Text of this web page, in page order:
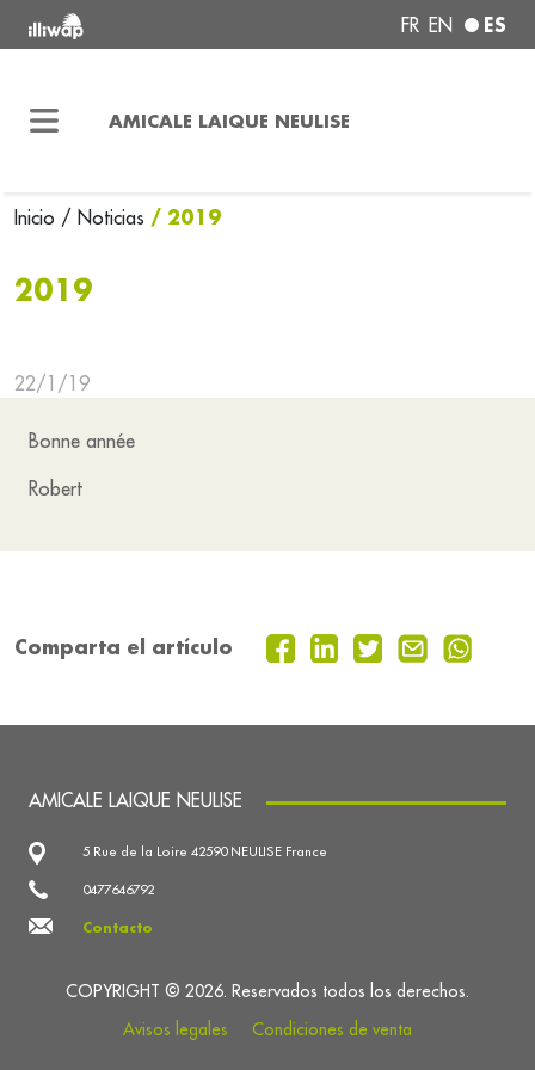
FR EN ES
AMICALE LAIQUE NEULISE
Inicio / Noticias / 2019
2019
22/1/19
Bonne année
Robert
Comparta el artículo
AMICALE LAIQUE NEULISE
5 Rue de la Loire 42590 NEULISE France
0477646792
Contacto
COPYRIGHT © 2026. Reservados todos los derechos.
Avisos legales
Condiciones de venta